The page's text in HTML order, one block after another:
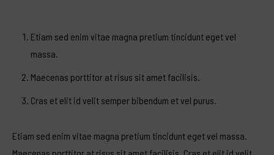
Etiam sed enim vitae magna pretium tincidunt eget vel
massa.
Maecenas porttitor at risus sit amet facilisis.
Cras et elit id velit semper bibendum et vel purus.
Etiam sed enim vitae magna pretium tincidunt eget vel massa.